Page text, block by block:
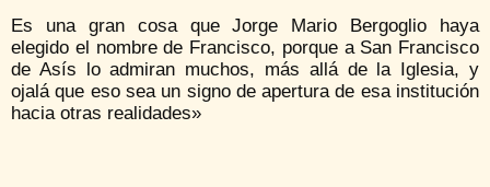
Es una gran cosa que Jorge Mario Bergoglio haya
elegido el nombre de Francisco, porque a San Francisco
de Asís lo admiran muchos, más allá de la Iglesia, y
ojalá que eso sea un signo de apertura de esa institución
hacia otras realidades»